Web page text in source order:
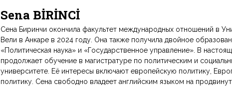
Sena BİRİNCİ
Сена Биринчи окончила факультет международных отношений в
Вели в Анкаре в 2024 году. Она также получила двойное
«Политическая наука» и «Государственное управление». В
продолжает обучение в магистратуре по политическим и
университете. Её интересы включают европейскую политику,
политику. Сена свободно владеет английским языком на